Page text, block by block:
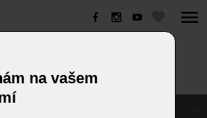
ODKAZY
na vašem